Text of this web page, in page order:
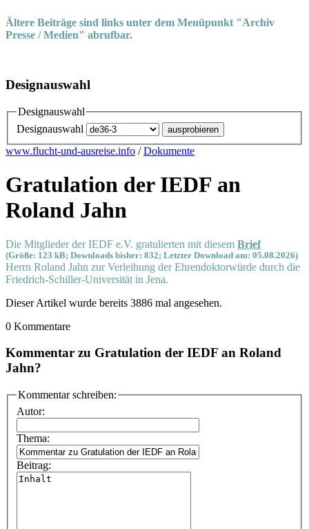
Ältere Beiträge sind links unter dem Menüpunkt "Archiv
Presse / Medien" abrufbar.
Designauswahl
Designauswahl
Designauswahl
www.flucht-und-ausreise.info /Dokumente
Gratulation der IEDF an
Roland Jahn
Die Mitglieder der IEDF e.V. gratulierten mit diesem Brief
(Größe: 123 kB; Downloads bisher: 832; Letzter Download am: 05.08.2026)
Herrn Roland Jahn zur Verleihung der Ehrendoktorwürde durch die
Friedrich-Schiller-Universität in Jena.
Dieser Artikel wurde bereits 3886 mal angesehen.
0 Kommentare
Kommentar zu Gratulation der IEDF an Roland
Jahn?
Kommentar schreiben:
Autor:
Thema:
Beitrag: